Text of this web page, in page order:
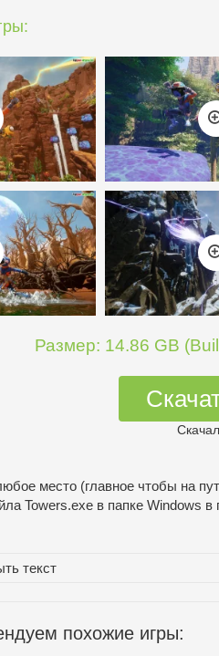
Размер: 14.86 GB
место (главное чтобы на
Towers.exe в папке Windows в
текст
похожие игры: